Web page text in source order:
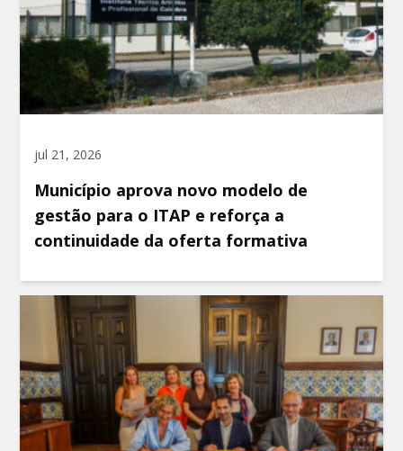
jul 21, 2026
Município aprova novo modelo de
gestão para o ITAP e reforça a
continuidade da oferta formativa